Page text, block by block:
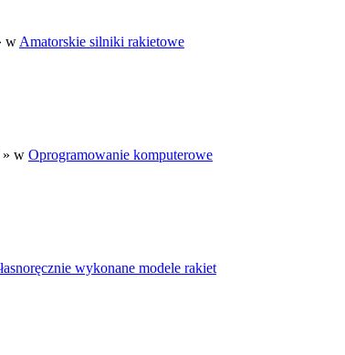
w Amatorskie silniki rakietowe
» w Oprogramowanie komputerowe
wykonane modele rakiet